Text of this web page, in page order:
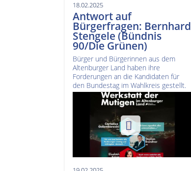
18.02.2025
Antwort auf
Bürgerfragen: Bernhard
Stengele (Bündnis
90/Die Grünen)
Bürger und Bürgerinnen aus dem
Altenburger Land haben ihre
Forderungen an die Kandidaten für
den Bundestag im Wahlkreis gestellt.
Die...[mehr]